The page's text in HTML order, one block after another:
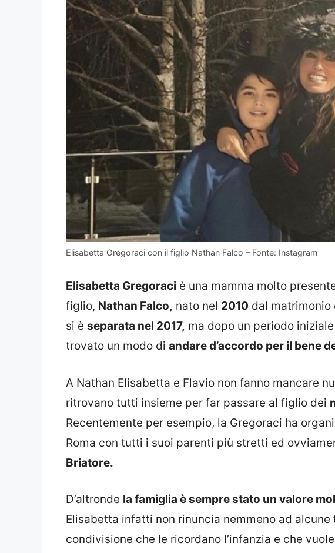
Elisabetta Gregoraci con il figlio Nathan Falco – Fonte: Instagram
Elisabetta Gregoraci è una mamma molto
figlio, Nathan Falco, nato nel 2010 dal matrimonio
si è separata nel 2017, ma dopo un periodo
trovato un modo di andare d’accordo per il bene
A Nathan Elisabetta e Flavio non fanno mancare
ritrovano tutti insieme per far passare al figlio dei
Recentemente per esempio, la Gregoraci ha
Roma con tutti i suoi parenti più stretti ed
Briatore.
D’altronde la famiglia è sempre stato un valore
Elisabetta infatti non rinuncia nemmeno ad alcune
condivisione che le ricordano l’infanzia e che